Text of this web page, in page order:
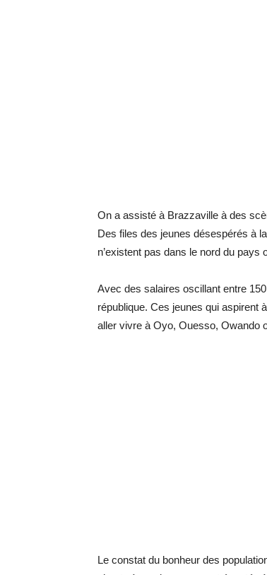
On a assisté à Brazzaville à des
Des files des jeunes désespérés à
n’existent pas dans le nord du pays
Avec des salaires oscillant entre
république. Ces jeunes qui aspirent
aller vivre à Oyo, Ouesso, Owando
Le constat du bonheur des